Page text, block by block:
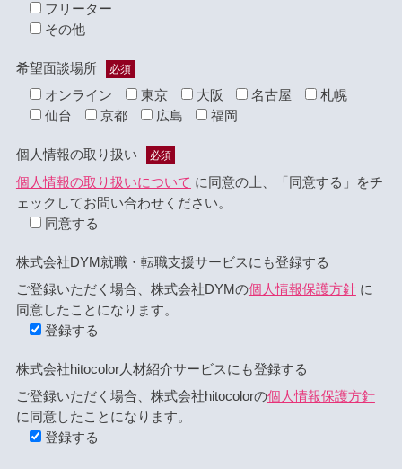
フリーター
その他
希望面談場所 必須
オンライン 東京 大阪 名古屋
札幌
仙台
京都 広島 福岡
個人情報の取り扱い 必須
個人情報の取り扱いについて に同意の上、「同意する」をチ
ェックしてお問い合わせください。
同意する
株式会社DYM就職・転職支援サービスにも登録する
ご登録いただく場合、株式会社DYMの個人情報保護方針に
同意したことになります。
登録する
株式会社hitocolor人材紹介サービスにも登録する
ご登録いただく場合、株式会社hitocolorの個人情報保護方針
に同意したことになります。
登録する